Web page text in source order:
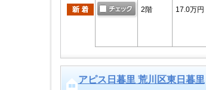
2階 17.0万円
アピス日暮里 荒川区東日暮里